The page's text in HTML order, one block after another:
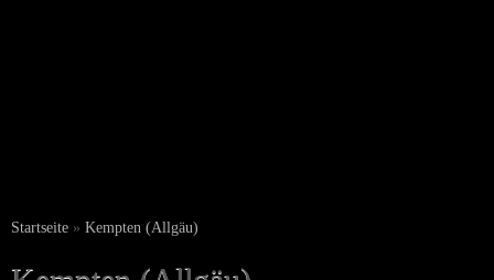
Startseite » Kempten (Allgäu)